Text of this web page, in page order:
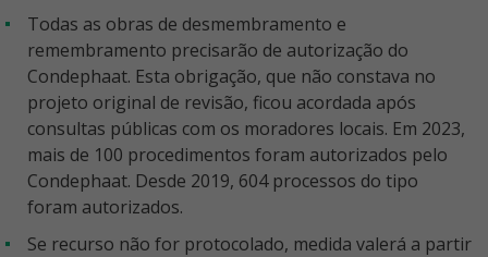
Todas as obras de desmembramento e
remembramento precisarão de autorização do
Condephaat. Esta obrigação, que não constava no
projeto original de revisão, ficou acordada após
consultas públicas com os moradores locais. Em 2023,
mais de 100 procedimentos foram autorizados pelo
Condephaat. Desde 2019, 604 processos do tipo
foram autorizados.
Se recurso não for protocolado, medida valerá a partir